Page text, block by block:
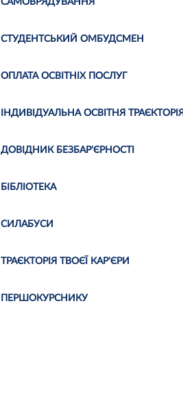
САМОВРЯДУВАННЯ
СТУДЕНТСЬКИЙ ОМБУДСМЕН
ОПЛАТА ОСВІТНІХ ПОСЛУГ
ІНДИВІДУАЛЬНА ОСВІТНЯ ТРАЄКТОРІЯ
ДОВІДНИК БЕЗБАР'ЄРНОСТІ
БІБЛІОТЕКА
СИЛАБУСИ
ТРАЄКТОРІЯ ТВОЄЇ КАР'ЄРИ
ПЕРШОКУРСНИКУ